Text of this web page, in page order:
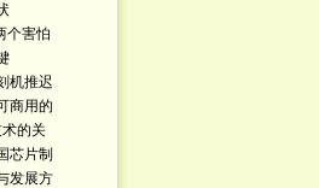
个害怕
机推迟
商用的
的关
芯片制
发展方